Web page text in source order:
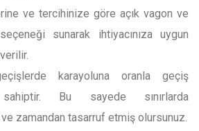
ve tercihinize göre açık vagon ve
sunarak ihtiyacınıza uygun
karayoluna oranla geçiş
sahiptir. Bu sayede sınırlarda
zamandan tasarruf etmiş olursunuz.